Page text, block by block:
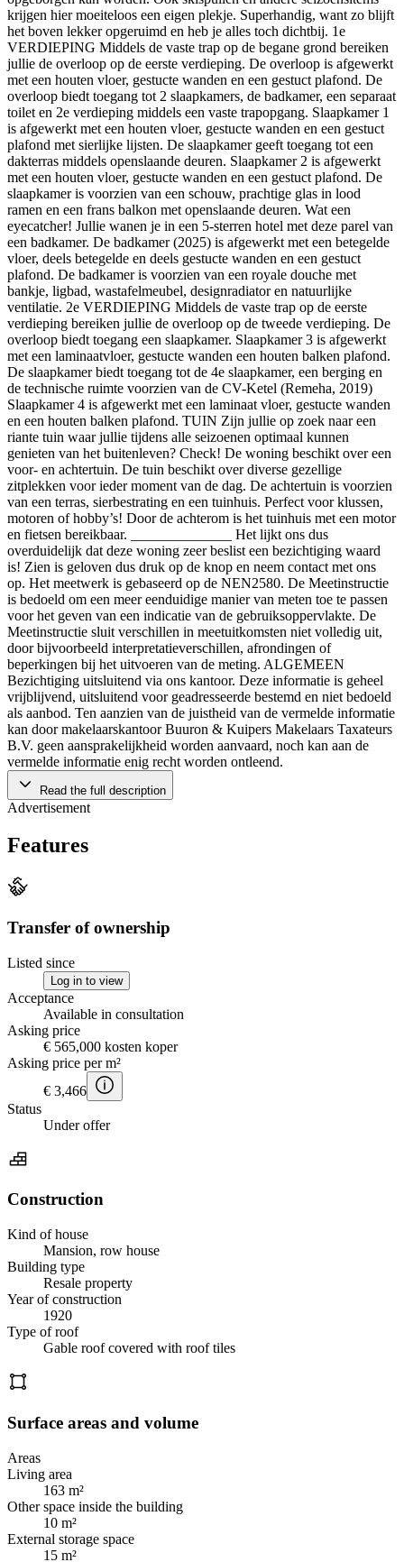
krijgen hier moeiteloos een eigen plekje. Superhandig, want zo blijft
het boven lekker opgeruimd en heb je alles toch dichtbij. 1e
VERDIEPING Middels de vaste trap op de begane grond bereiken
jullie de overloop op de eerste verdieping. De overloop is afgewerkt
met een houten vloer, gestucte wanden en een gestuct plafond. De
overloop biedt toegang tot 2 slaapkamers, de badkamer, een separaat
toilet en 2e verdieping middels een vaste trapopgang. Slaapkamer 1
is afgewerkt met een houten vloer, gestucte wanden en een gestuct
plafond met sierlijke lijsten. De slaapkamer geeft toegang tot een
dakterras middels openslaande deuren. Slaapkamer 2 is afgewerkt
met een houten vloer, gestucte wanden en een gestuct plafond. De
slaapkamer is voorzien van een schouw, prachtige glas in lood
ramen en een frans balkon met openslaande deuren. Wat een
eyecatcher! Jullie wanen je in een 5-sterren hotel met deze parel van
een badkamer. De badkamer (2025) is afgewerkt met een betegelde
vloer, deels betegelde en deels gestucte wanden en een gestuct
plafond. De badkamer is voorzien van een royale douche met
bankje, ligbad, wastafelmeubel, designradiator en natuurlijke
ventilatie. 2e VERDIEPING Middels de vaste trap op de eerste
verdieping bereiken jullie de overloop op de tweede verdieping. De
overloop biedt toegang een slaapkamer. Slaapkamer 3 is afgewerkt
met een laminaatvloer, gestucte wanden een houten balken plafond.
De slaapkamer biedt toegang tot de 4e slaapkamer, een berging en
de technische ruimte voorzien van de CV-Ketel (Remeha, 2019)
Slaapkamer 4 is afgewerkt met een laminaat vloer, gestucte wanden
en een houten balken plafond. TUIN Zijn jullie op zoek naar een
riante tuin waar jullie tijdens alle seizoenen optimaal kunnen
genieten van het buitenleven? Check! De woning beschikt over een
voor- en achtertuin. De tuin beschikt over diverse gezellige
zitplekken voor ieder moment van de dag. De achtertuin is voorzien
van een terras, sierbestrating en een tuinhuis. Perfect voor klussen,
motoren of hobby’s! Door de achterom is het tuinhuis met een motor
en fietsen bereikbaar. ______________ Het lijkt ons dus
overduidelijk dat deze woning zeer beslist een bezichtiging waard
is! Zien is geloven dus druk op de knop en neem contact met ons
op. Het meetwerk is gebaseerd op de NEN2580. De Meetinstructie
is bedoeld om een meer eenduidige manier van meten toe te passen
voor het geven van een indicatie van de gebruiksoppervlakte. De
Meetinstructie sluit verschillen in meetuitkomsten niet volledig uit,
door bijvoorbeeld interpretatieverschillen, afrondingen of
beperkingen bij het uitvoeren van de meting. ALGEMEEN
Bezichtiging uitsluitend via ons kantoor. Deze informatie is geheel
vrijblijvend, uitsluitend voor geadresseerde bestemd en niet bedoeld
als aanbod. Ten aanzien van de juistheid van de vermelde informatie
kan door makelaarskantoor Buuron & Kuipers Makelaars Taxateurs
B.V. geen aansprakelijkheid worden aanvaard, noch kan aan de
vermelde informatie enig recht worden ontleend.
Read the full description
Advertisement
Features
Transfer of ownership
Listed since
Log in to view
Acceptance
Available in consultation
Asking price
€ 565,000 kosten koper
Asking price per m²
€ 3,466
Status
Under offer
Construction
Kind of house
Mansion, row house
Building type
Resale property
Year of construction
1920
Type of roof
Gable roof covered with roof tiles
Surface areas and volume
Areas
Living area
163 m²
Other space inside the building
10 m²
External storage space
15 m²